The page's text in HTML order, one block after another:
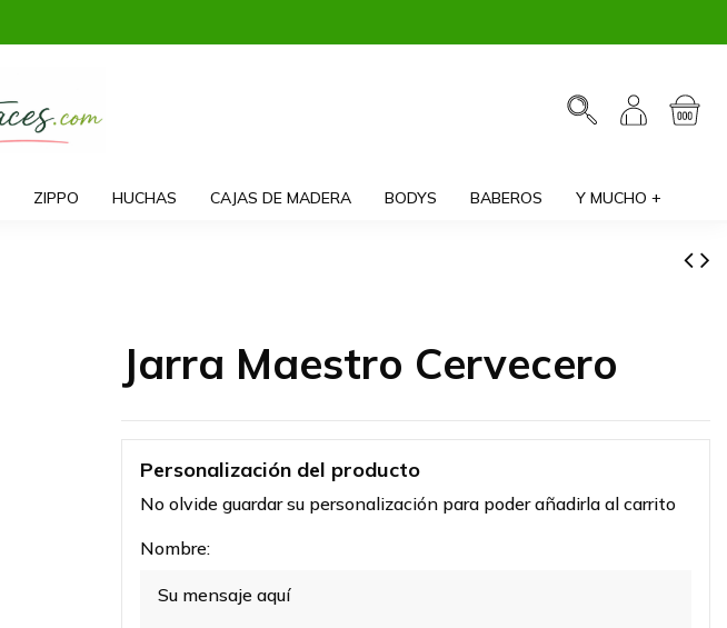
ZIPPO HUCHAS CAJAS DE MADERA BODYS BABEROS Y MUCHO +
Jarra Maestro Cervecero
Personalización del producto
No olvide guardar su personalización para poder añadirla al carrito
Nombre: